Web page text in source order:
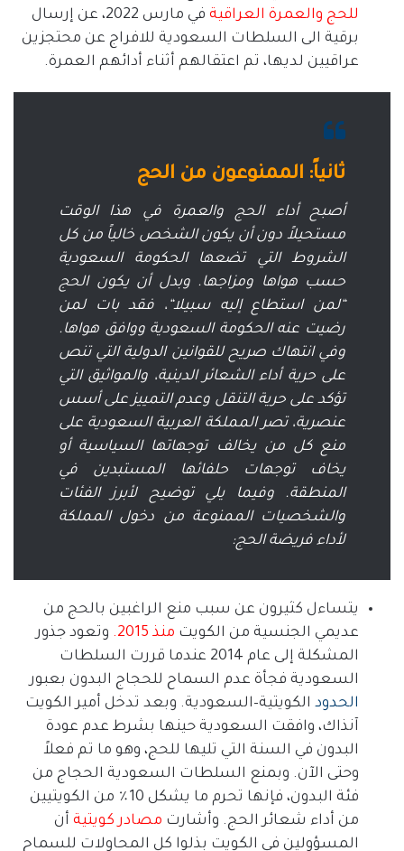
للحج والعمرة العراقية في مارس
، عن إرسال
برقية الى السلطات السعودية للافراج عن محتجزين
عراقيين لديها، تم اعتقالهم أثناء أدائهم العمرة.
ثانياً: الممنوعون من الحج
أصبح أداء الحج والعمرة في هذا الوقت
مستحيلاً دون أن يكون الشخص خالياً من كل
الشروط التي تضعها الحكومة السعودية
حسب هواها ومزاجها.وبدل أن يكون الحج
“لمن استطاع إليه سبيلا“ ، فقد بات لمن
رضيت عنه الحكومة السعودية ووافق هواها.
وفي انتهاك صريح للقوانين الدولية التي تنص
على حرية أداء الشعائر الدينية، والمواثيق التي
تؤكد على حرية التنقل وعدم التمييز على أسس
عنصرية، تصر المملكة العربية السعودية على
منع كل من يخالف توجهاتها السياسية أو
يخاف توجهات حلفائها المستبدين في
المنطقة.وفيما يلي توضيح لأبرز الفئات
والشخصيات الممنوعة من دخول المملكة
لأداء فريضة الحج:
يتساءل كثيرون عن سبب منع الراغبين بالحج من
عديمي الجنسية من الكويت منذ 2015.
وتعود جذور
المشكلة إلى عام
عندما قررت السلطات
السعودية فجأة عدم السماح للحجاج البدون بعبور
الحدود الكويتية–السعودية. وبعد تدخل أمير الكويت
آنذاك، وافقت السعودية حينها بشرط عدم عودة
البدون في السنة التي تليها للحج، وهو ما تم فعلاً
وحتى الآن. وبمنع السلطات السعودية الحجاج من
فئة البدون، فإنها تحرم ما يشكل
٪ من الكويتيين
من أداء شعائر الحج. وأشارت مصادر كويتية أن
المسؤولين في الكويت بذلوا كل المحاولات للسماح